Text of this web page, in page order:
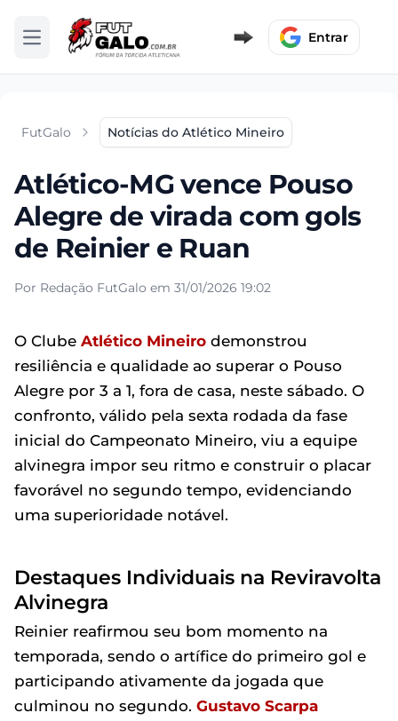
Abrir menu Entrar
FutGalo Notícias do Atlético Mineiro
Atlético-MG vence Pouso
Alegre de virada com gols
de Reinier e Ruan
Por Redação FutGalo em 31/01/2026 19:02
O Clube Atlético Mineiro demonstrou
resiliência e qualidade ao superar o Pouso
Alegre por 3 a 1, fora de casa, neste sábado. O
confronto, válido pela sexta rodada da fase
inicial do Campeonato Mineiro, viu a equipe
alvinegra impor seu ritmo e construir o placar
favorável no segundo tempo, evidenciando
uma superioridade notável.
Destaques Individuais na Reviravolta
Alvinegra
Reinier reafirmou seu bom momento na
temporada, sendo o artífice do primeiro gol e
participando ativamente da jogada que
culminou no segundo. Gustavo Scarpa